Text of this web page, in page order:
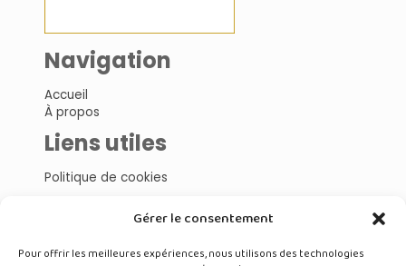
Gérer le consentement
Pour offrir les meilleures expériences, nous utilisons des technologies
Navigation
Accueil
À propos
Liens utiles
Politique de cookies
Nos articles
Cosmétiques